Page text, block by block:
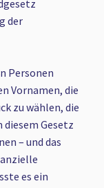
der
Personen
Vornamen, die
zu wählen, die
Gesetz
– und das
es ein